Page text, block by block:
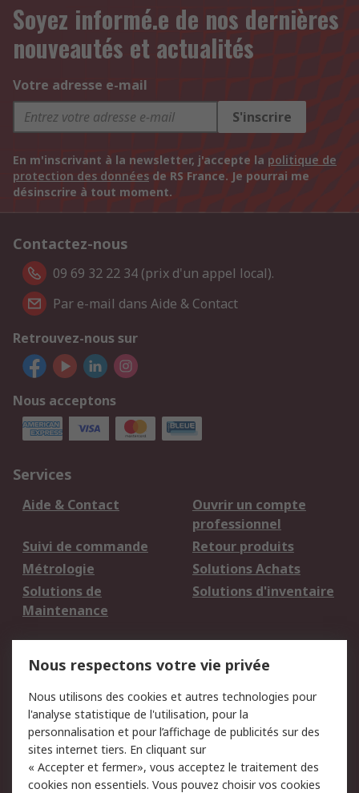
Soyez informé.e de nos dernières
nouveautés et actualités
Votre adresse e-mail
S'inscrire
En m'inscrivant à la newsletter, j'accepte la politique de
protection des données de RS France. Je pourrai me
désinscrire à tout moment.
Contactez-nous
09 69 32 22 34 (prix d'un appel local).
Par e-mail dans Aide & Contact
Retrouvez-nous sur
Nous acceptons
Services
Aide & Contact
Ouvrir un compte
professionnel
Suivi de commande
Retour produits
Métrologie
Solutions Achats
Solutions de
Maintenance
Solutions d'inventaire
du site
Politique de protection
des données - Mise à
jour
Sécurité des E-mails
Conditions générales Politique anti-
Nous respectons votre vie privée
Nous utilisons des cookies et autres technologies pour
l'analyse statistique de l'utilisation, pour la
personnalisation et pour l’affichage de publicités sur des
sites internet tiers. En cliquant sur
« Accepter et fermer», vous acceptez le traitement des
cookies non essentiels. Vous pouvez choisir vos cookies